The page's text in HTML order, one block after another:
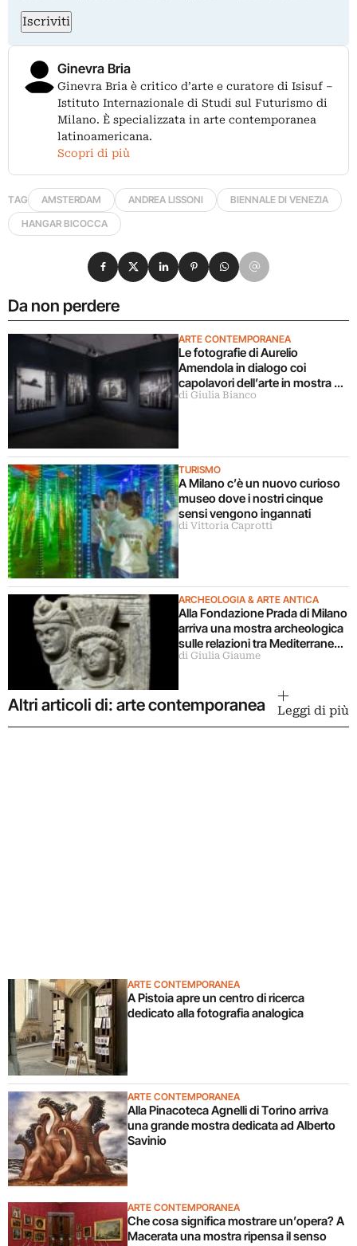
Iscriviti
Ginevra Bria
Ginevra Bria è critico d’arte e curatore di Isisuf –
Istituto Internazionale di Studi sul Futurismo di
Milano. È specializzata in arte contemporanea
latinoamericana.
Scopri di più
TAG AMSTERDAM ANDREA LISSONI
BIENNALE DI VENEZIA
HANGAR BICOCCA
Da non perdere
ARTE CONTEMPORANEA
Le fotografie di Aurelio
Amendola in dialogo coi
capolavori dell’arte in mostra a
Milano
di Giulia Bianco
TURISMO
A Milano c’è un nuovo curioso
museo dove i nostri cinque
sensi vengono ingannati
di Vittoria Caprotti
ARCHEOLOGIA & ARTE ANTICA
Alla Fondazione Prada di Milano
arriva una mostra archeologica
sulle relazioni tra Mediterraneo
e Asia
di Giulia Giaume
Condividi su Facebook
Condividi su X
Condividi su LinkedIn
Condividi su Pinterest
Condividi su WhatsApp
Condividi su Email
Altri articoli di: arte contemporanea Leggi di più
ARTE CONTEMPORANEA
A Pistoia apre un centro di ricerca
dedicato alla fotografia analogica
ARTE CONTEMPORANEA
Alla Pinacoteca Agnelli di Torino arriva
una grande mostra dedicata ad Alberto
Savinio
ARTE CONTEMPORANEA
Che cosa significa mostrare un’opera? A
Macerata una mostra ripensa il senso